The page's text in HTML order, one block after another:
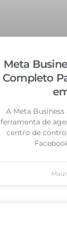
Meta
Completo
A Meta
ferramenta de
centro de